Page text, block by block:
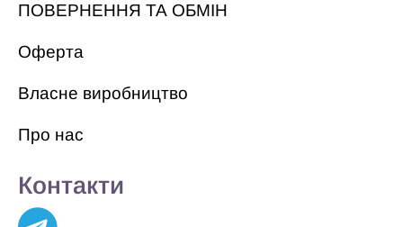
ПОВЕРНЕННЯ ТА ОБМІН
Оферта
Власне виробництво
Про нас
Контакти